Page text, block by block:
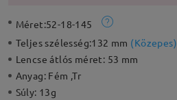
Méret:52-18-145
Teljes szélesség:132 mm (Közepes)
Lencse átlós méret: 53 mm
Anyag: Fém ,Tr
Súly: 13g